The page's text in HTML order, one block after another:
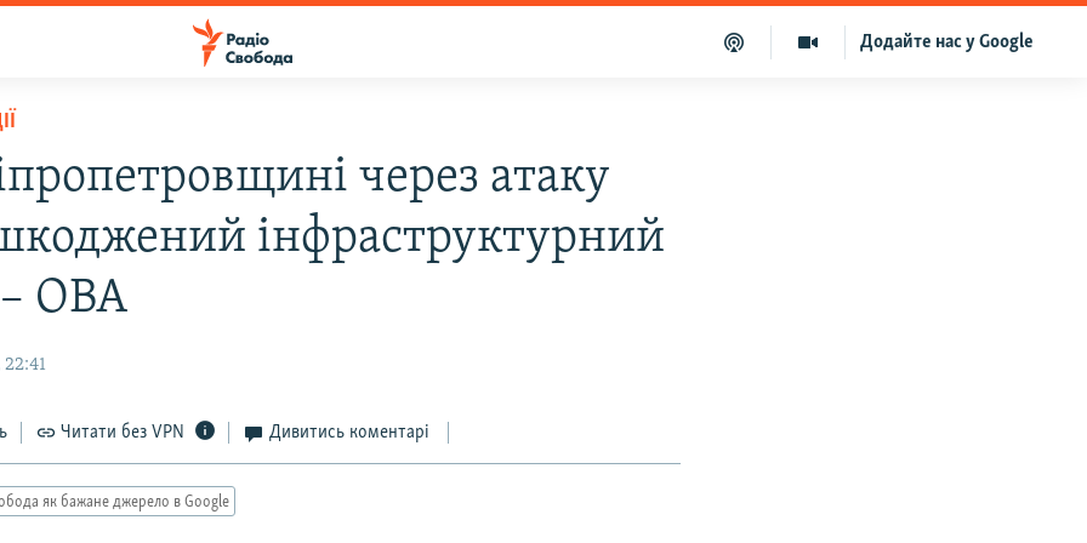
Додайте нас у Google
через атаку
інфраструктурний
– ОВА
Читати без VPN Дивитись коментарі
як бажане джерело в Google